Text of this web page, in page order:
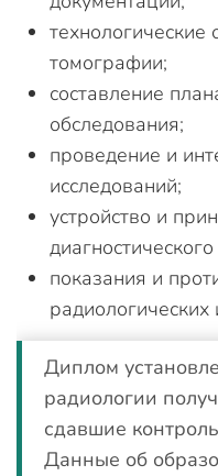
томографии;
составление
обследования;
проведение и
исследований;
устройство и
показания и
радиологических
Диплом
радиологии
сдавшие
Данные об